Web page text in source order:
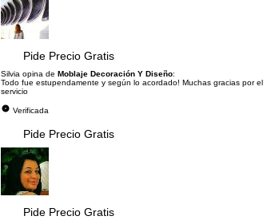
Pide Precio Gratis
Pide Precio Gratis
Pide Precio Gratis
Silvia opina de Moblaje Decoración Y Diseño:
Todo fue estupendamente y según lo acordado! Muchas gracias por el
servicio
Verificada